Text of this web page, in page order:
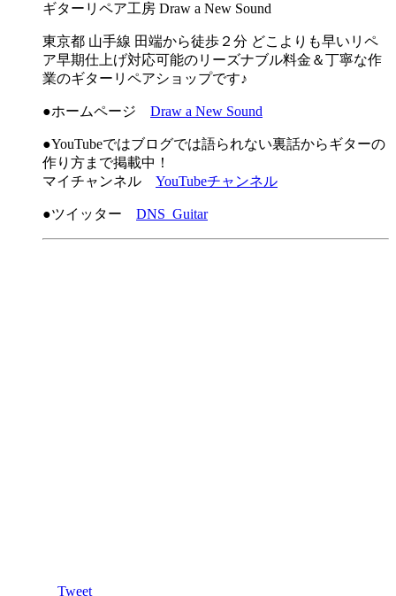
ギターリペア工房 Draw a New Sound
東京都 山手線 田端から徒歩２分 どこよりも早いリペ
ア早期仕上げ対応可能のリーズナブル料金＆丁寧な作
業のギターリペアショップです♪
●ホームページ Draw a New Sound
●YouTubeではブログでは語られない裏話からギターの
作り方まで掲載中！
マイチャンネル YouTubeチャンネル
●ツイッター DNS_Guitar
Tweet